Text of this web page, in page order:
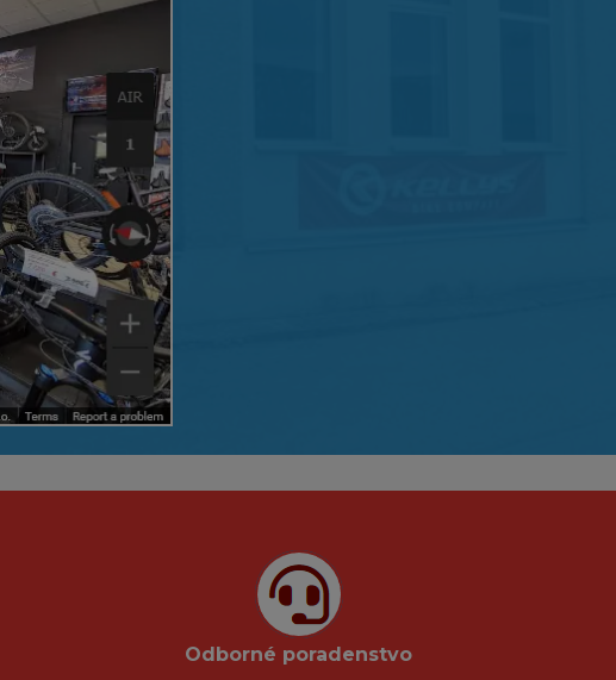
Odborné poradenstvo